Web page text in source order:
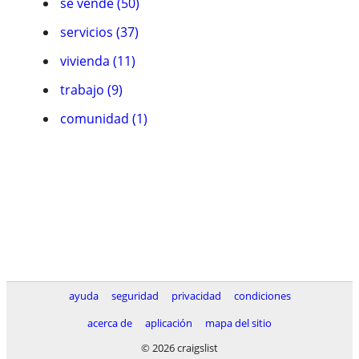
servicios (37)
vivienda (11)
trabajo (9)
comunidad (1)
ayuda seguridad privacidad
condiciones
acerca de
aplicación
mapa del sitio
© 2026 craigslist